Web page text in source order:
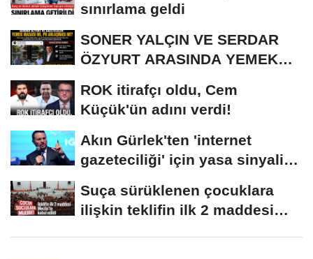
sınırlama geldi
SONER YALÇIN VE SERDAR
ÖZYURT ARASINDA YEMEK
ROK itirafçı oldu, Cem
Küçük'ün adını verdi!
Akın Gürlek'ten 'internet
gazeteciliği' için yasa sinyali:
Suça sürüklenen çocuklara
ilişkin teklifin ilk 2 maddesi